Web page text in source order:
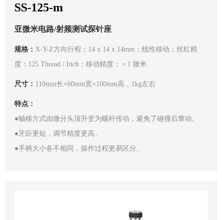
SS-125-m
亚微米电路/射频测试探针座
规格： X-Y-Z方向行程；14 x 14 x 14mm；线性移动；丝杠精
度：125 Thread / Inch；移动精度：＜1 微米
尺寸： 110mm长×60mm宽×100mm高，1kg左右
特点：
●轴移方式由微分头顶升变为螺杆传动，避免了碰撞后窜动。
●牙距更短，调节精度更高。
●手柄大小各不相同，操作过程更易区分。